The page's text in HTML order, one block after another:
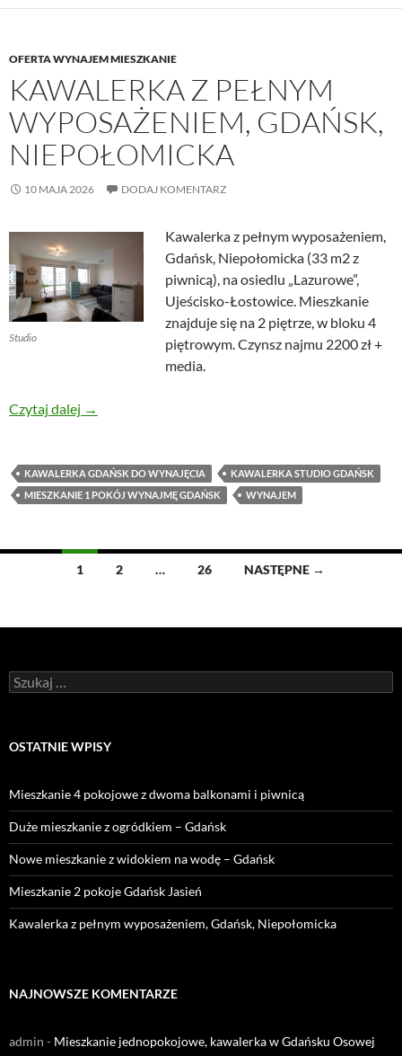
OFERTA WYNAJEM MIESZKANIE
KAWALERKA Z PEŁNYM
WYPOSAŻENIEM, GDAŃSK,
NIEPOŁOMICKA
10 MAJA 2026 DODAJ KOMENTARZ
Studio
Kawalerka z pełnym wyposażeniem,
Gdańsk, Niepołomicka (33 m2 z
piwnicą), na osiedlu „Lazurowe”,
Ujeścisko-Łostowice. Mieszkanie
znajduje się na 2 piętrze, w bloku 4
piętrowym. Czynsz najmu 2200 zł +
media.
Czytaj dalej Kawalerka z pełnym wyposażeniem, Gdańsk,
→
KAWALERKA GDAŃSK DO WYNAJĘCIA
KAWALERKA STUDIO GDAŃSK
MIESZKANIE 1 POKÓJ WYNAJMĘ GDAŃSK
WYNAJEM
Nawigacja
wpisach
1 2 … 26 NASTĘPNE →
Szukaj:
OSTATNIE WPISY
Mieszkanie 4 pokojowe z dwoma balkonami i piwnicą
Duże mieszkanie z ogródkiem – Gdańsk
Nowe mieszkanie z widokiem na wodę – Gdańsk
Mieszkanie 2 pokoje Gdańsk Jasień
Kawalerka z pełnym wyposażeniem, Gdańsk, Niepołomicka
NAJNOWSZE KOMENTARZE
admin - Mieszkanie jednopokojowe, kawalerka w Gdańsku Osowej